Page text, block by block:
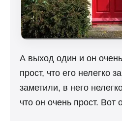
А выход один и он
прост, что его нелегко
заметили, в него
что он очень прост. Вот